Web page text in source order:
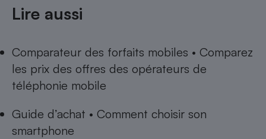
Lire aussi
Comparateur des forfaits mobiles • Comparez
les prix des offres des opérateurs de
téléphonie mobile
Guide d’achat • Comment choisir son
smartphone